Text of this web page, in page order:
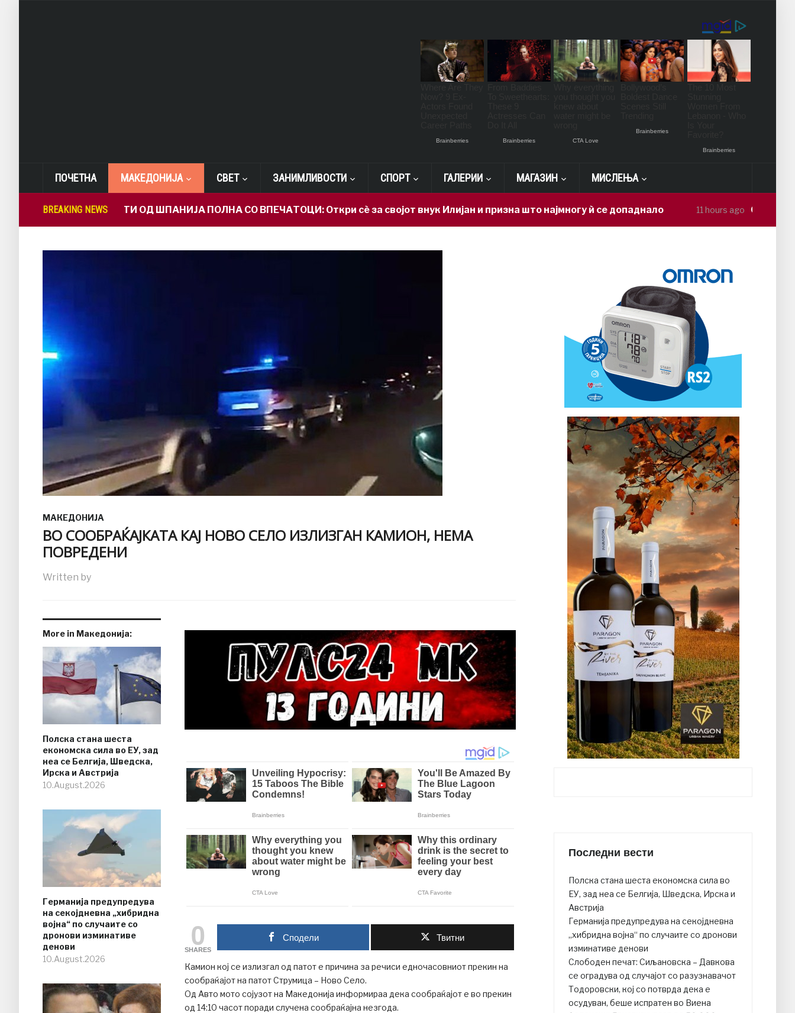
ПОЧЕТНА МАКЕДОНИЈА СВЕТ ЗАНИМЛИВОСТИ СПОРТ ГАЛЕРИИ МАГАЗИН МИСЛЕЊА
BREAKING NEWS
ЦЕЦА СЕ ВРАТИ ОД ШПАНИЈА ПОЛНА СО ВПЕЧАТОЦИ: Откри сè за својот внук Илијан и призна што најмногу ѝ се допаднало 11 hours ago Скопјанец
МАКЕДОНИЈА
ВО СООБРАЌАЈКАТА КАЈ НОВО СЕЛО ИЗЛИЗГАН КАМИОН, НЕМА
ПОВРЕДЕНИ
Written by
More in Македонија:
Полска стана шеста
економска сила во ЕУ, зад
неа се Белгија, Шведска,
Ирска и Австрија
10.August.2026
Германија предупредува
на секојдневна „хибридна
војна“ по случаите со
дронови изминативе
денови
10.August.2026
0
SHARES
Сподели Твитни
Камион кој се излизгал од патот е причина за речиси едночасовниот прекин на
сообраќајот на патот Струмица – Ново Село.
Од Авто мото сојузот на Македонија информираа дека сообраќајот е во прекин
од 14:10 часот поради случена сообраќајна незгода.
Последни вести
Полска стана шеста економска сила во
ЕУ, зад неа се Белгија, Шведска, Ирска и
Австрија
Германија предупредува на секојдневна
„хибридна војна“ по случаите со дронови
изминативе денови
Слободен печат: Сиљановска – Давкова
се оградува од случајот со разузнавачот
Тодоровски, кој со потврда дека е
осудуван, беше испратен во Виена